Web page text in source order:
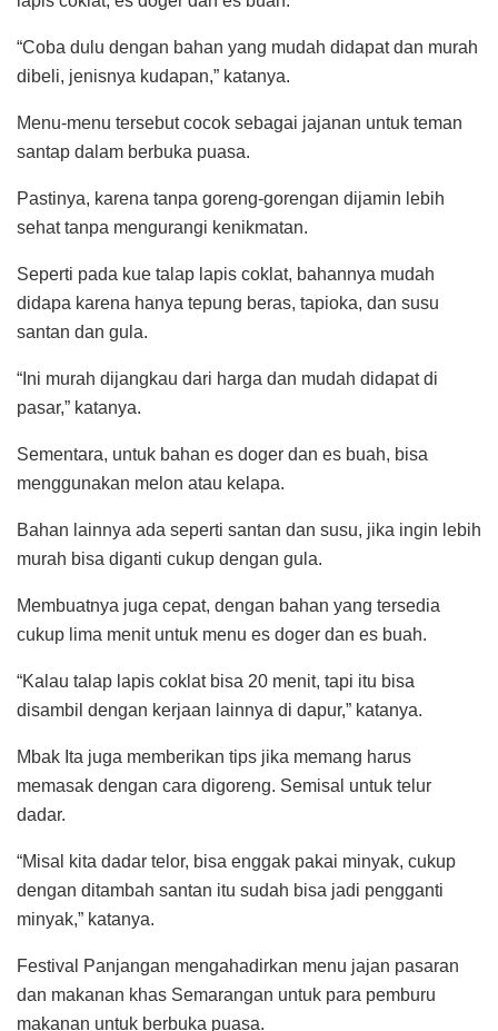
“Coba dulu dengan bahan yang mudah didapat dan murah
dibeli, jenisnya kudapan,” katanya.
Menu-menu tersebut cocok sebagai jajanan untuk teman
santap dalam berbuka puasa.
Pastinya, karena tanpa goreng-gorengan dijamin lebih
sehat tanpa mengurangi kenikmatan.
Seperti pada kue talap lapis coklat, bahannya mudah
didapa karena hanya tepung beras, tapioka, dan susu
santan dan gula.
“Ini murah dijangkau dari harga dan mudah didapat di
pasar,” katanya.
Sementara, untuk bahan es doger dan es buah, bisa
menggunakan melon atau kelapa.
Bahan lainnya ada seperti santan dan susu, jika ingin lebih
murah bisa diganti cukup dengan gula.
Membuatnya juga cepat, dengan bahan yang tersedia
cukup lima menit untuk menu es doger dan es buah.
“Kalau talap lapis coklat bisa 20 menit, tapi itu bisa
disambil dengan kerjaan lainnya di dapur,” katanya.
Mbak Ita juga memberikan tips jika memang harus
memasak dengan cara digoreng. Semisal untuk telur
dadar.
“Misal kita dadar telor, bisa enggak pakai minyak, cukup
dengan ditambah santan itu sudah bisa jadi pengganti
minyak,” katanya.
Festival Panjangan mengahadirkan menu jajan pasaran
dan makanan khas Semarangan untuk para pemburu
makanan untuk berbuka puasa.